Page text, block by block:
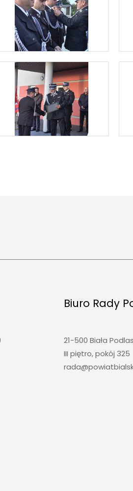
Biuro Rady
21-500 Biała
III piętro, pokój 325